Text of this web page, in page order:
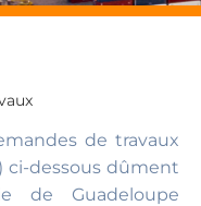
de travaux
ci-dessous dûment
de Guadeloupe